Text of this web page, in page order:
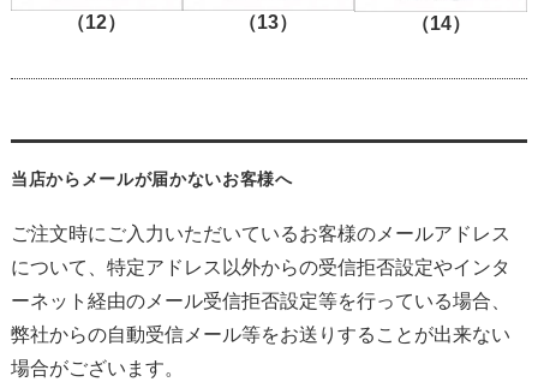
（12） （13） （14）
当店からメールが届かないお客様へ
ご注文時にご入力いただいているお客様のメールアドレス
について、特定アドレス以外からの受信拒否設定やインタ
ーネット経由のメール受信拒否設定等を行っている場合、
弊社からの自動受信メール等をお送りすることが出来ない
場合がございます。